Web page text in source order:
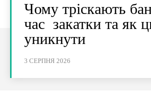
Чому тріскають
час закатки та як
уникнути
3 СЕРПНЯ 2026